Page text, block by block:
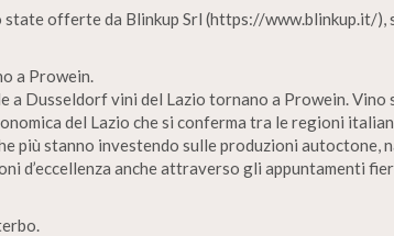
state offerte da Blinkup Srl (https://www.blinkup.it/
a Prowein.
a Dusseldorf vini del Lazio tornano a Prowein. Vino
del Lazio che si conferma tra le regioni
più stanno investendo sulle produzioni autoctone,
d’eccellenza anche attraverso gli appuntamenti